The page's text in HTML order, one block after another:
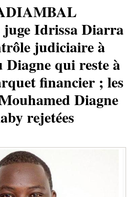
Idrissa Diarra
judiciaire à
Diagne qui reste à
financier ; les
Diagne
rejetées